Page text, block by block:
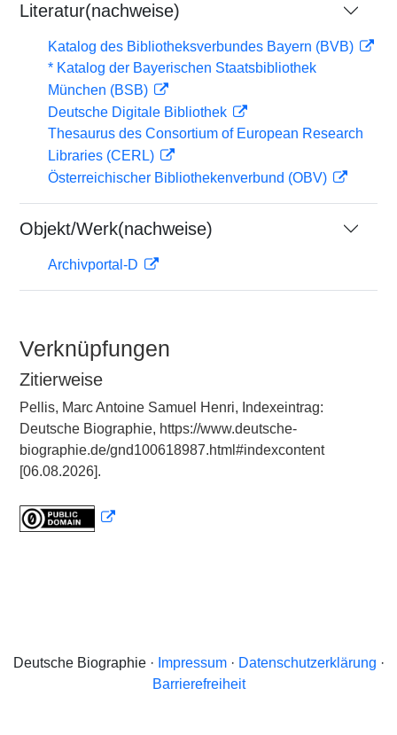
Literatur(nachweise)
Katalog des Bibliotheksverbundes Bayern (BVB)
* Katalog der Bayerischen Staatsbibliothek
München (BSB)
Deutsche Digitale Bibliothek
Thesaurus des Consortium of European Research
Libraries (CERL)
Österreichischer Bibliothekenverbund (OBV)
Objekt/Werk(nachweise)
Archivportal-D
Verknüpfungen
Zitierweise
Pellis, Marc Antoine Samuel Henri, Indexeintrag:
Deutsche Biographie, https://www.deutsche-
biographie.de/gnd100618987.html#indexcontent
[06.08.2026].
Deutsche Biographie · Impressum· Datenschutzerklärung ·
Barrierefreiheit